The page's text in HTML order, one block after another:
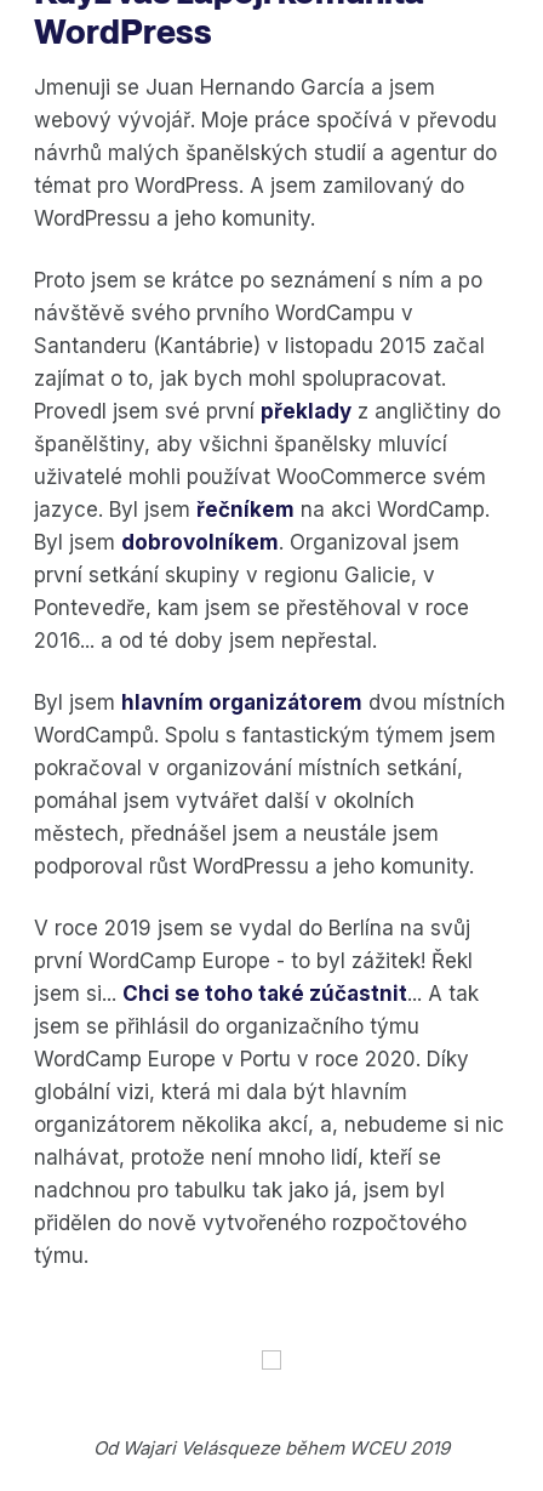
WordPress
Jmenuji se Juan Hernando García a jsem
webový vývojář. Moje práce spočívá v převodu
návrhů malých španělských studií a agentur do
témat pro WordPress. A jsem zamilovaný do
WordPressu a jeho komunity.
Proto jsem se krátce po seznámení s ním a po
návštěvě svého prvního WordCampu v
Santanderu (Kantábrie) v listopadu 2015 začal
zajímat o to, jak bych mohl spolupracovat.
Provedl jsem své první překlady z angličtiny do
španělštiny, aby všichni španělsky mluvící
uživatelé mohli používat WooCommerce svém
jazyce. Byl jsem řečníkem na akci WordCamp.
Byl jsem dobrovolníkem. Organizoval jsem
první setkání skupiny v regionu Galicie, v
Pontevedře, kam jsem se přestěhoval v roce
2016... a od té doby jsem nepřestal.
Byl jsem hlavním organizátorem dvou místních
WordCampů. Spolu s fantastickým týmem jsem
pokračoval v organizování místních setkání,
pomáhal jsem vytvářet další v okolních
městech, přednášel jsem a neustále jsem
podporoval růst WordPressu a jeho komunity.
V roce 2019 jsem se vydal do Berlína na svůj
první WordCamp Europe - to byl zážitek! Řekl
jsem si... Chci se toho také zúčastnit... A tak
jsem se přihlásil do organizačního týmu
WordCamp Europe v Portu v roce 2020. Díky
globální vizi, která mi dala být hlavním
organizátorem několika akcí, a, nebudeme si nic
nalhávat, protože není mnoho lidí, kteří se
nadchnou pro tabulku tak jako já, jsem byl
přidělen do nově vytvořeného rozpočtového
týmu.
Od Wajari Velásqueze během WCEU 2019